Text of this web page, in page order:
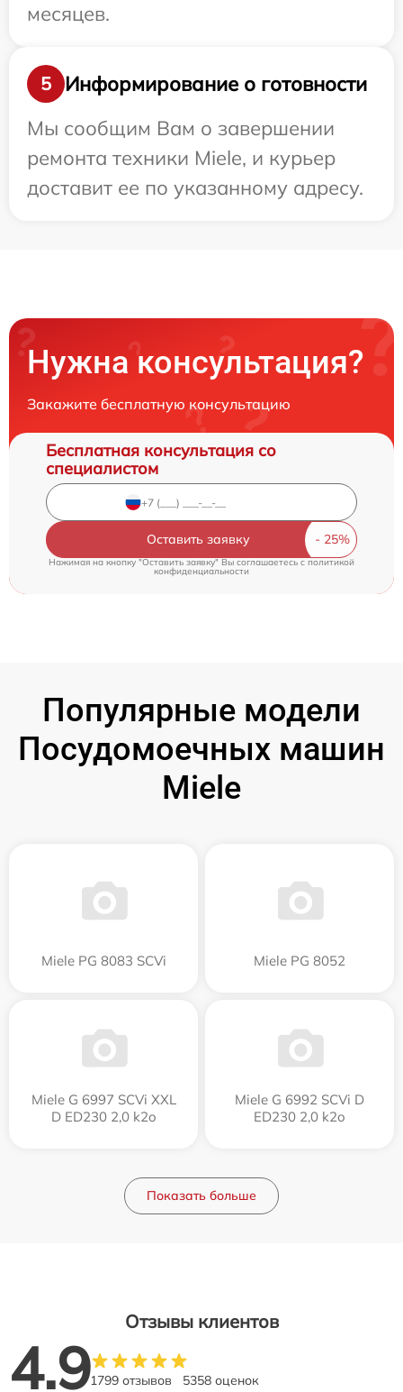
месяцев.
5
Информирование о готовности
Мы сообщим Вам о завершении
ремонта техники Miele, и курьер
доставит ее по указанному адресу.
Нужна консультация?
Закажите бесплатную консультацию
Бесплатная консультация со
специалистом
Оставить заявку
Нажимая на кнопку "Оставить заявку" Вы соглашаетесь cполитикой
конфиденциальности
Популярные модели
Посудомоечных машин
Miele
Miele PG 8083 SCVi Miele PG 8052
Miele G 6997 SCVi XXL
D ED230 2,0 k2o
Miele G 6992 SCVi D
ED230 2,0 k2o
Показать больше
Отзывы клиентов
4.91799 отзывов 5358 оценок